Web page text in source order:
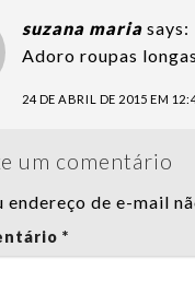
suzana maria says:
Adoro roupas
24 DE ABRIL DE 2015 EM
um comentário
endereço de e-mail
*